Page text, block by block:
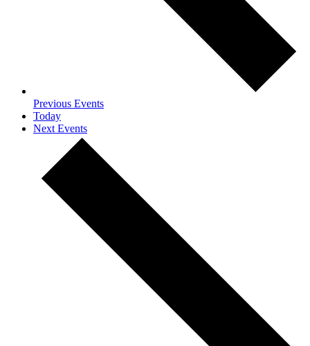
Previous Events
Today
Next Events